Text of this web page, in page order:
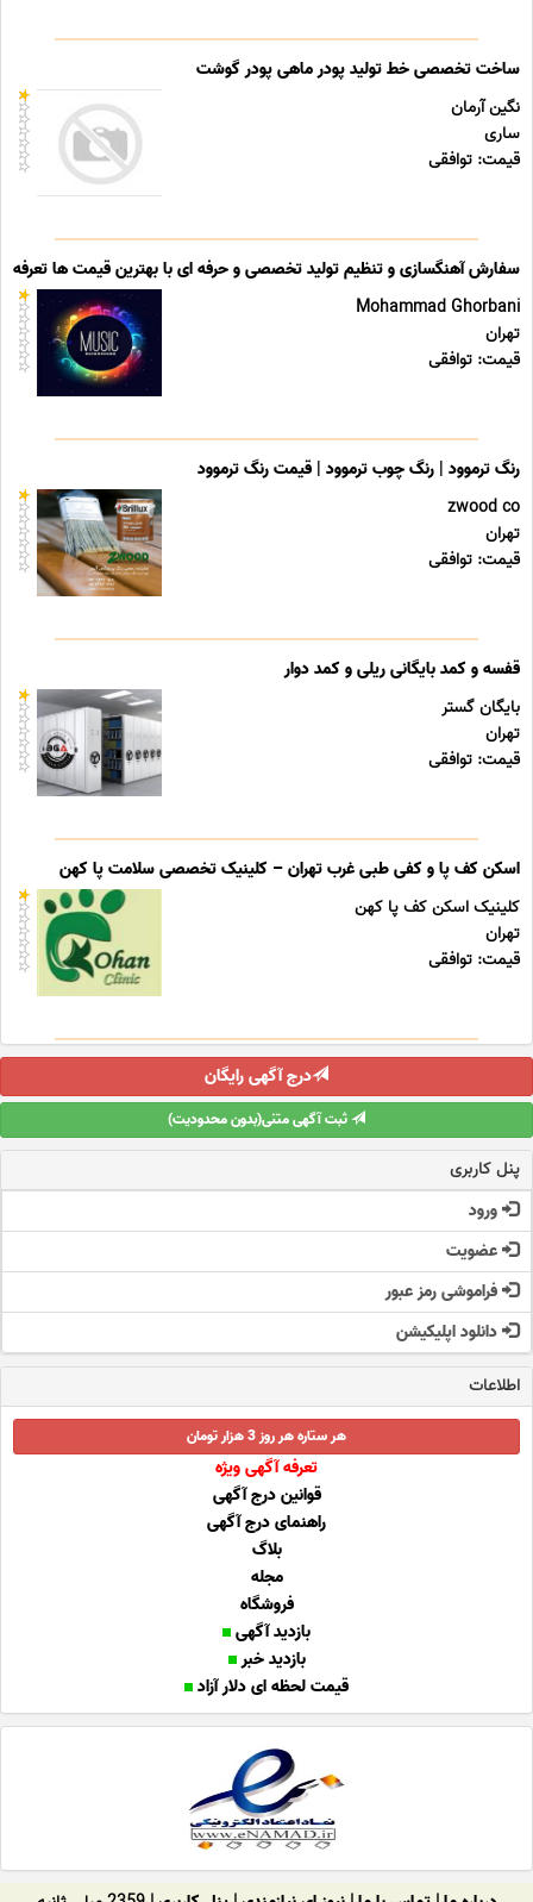
ساخت تخصصی خط تولید پودر ماهی پودر گوشت
نگین آرمان
ساری
قیمت: توافقی
سفارش آهنگسازی و تنظیم تولید تخصصی و حرفه ای با بهترین قیمت ها تعرفه
Mohammad Ghorbani
تهران
قیمت: توافقی
رنگ ترموود | رنگ چوب ترموود | قیمت رنگ ترموود
zwood co
تهران
قیمت: توافقی
قفسه و کمد بایگانی ریلی و کمد دوار
بایگان گستر
تهران
قیمت: توافقی
اسکن کف پا و کفی طبی غرب تهران – کلینیک تخصصی سلامت پا کهن
کلینیک اسکن کف پا کهن
تهران
قیمت: توافقی
درج آگهی رایگان
ثبت آگهی متنی(بدون محدودیت)
پنل کاربری
ورود
عضویت
فراموشی رمز عبور
دانلود اپلیکیشن
اطلاعات
هر ستاره هر روز 3 هزار تومان
تعرفه آگهی ویژه
قوانین درج آگهی
راهنمای درج آگهی
بلاگ
مجله
فروشگاه
بازدید آگهی
بازدید خبر
قیمت لحظه ای دلار آزاد